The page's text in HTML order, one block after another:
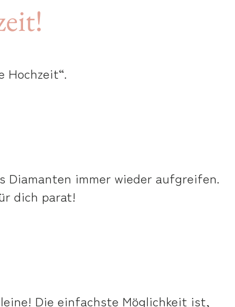
Hochzeit“.
Diamanten immer wieder aufgreifen.
dich parat!
Die einfachste Möglichkeit ist,